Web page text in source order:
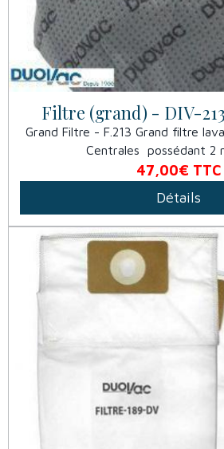
Filtre (grand) - DIV-
Grand Filtre - F.213 Grand filtre
Centrales possédant 2
47,00€ TTC
Détails